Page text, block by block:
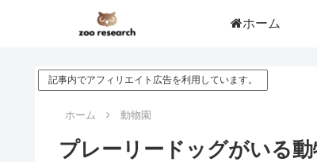
ホーム
記事内でアフィリエイト広告を利用しています。
ホーム 動物園
プレーリードッグがいる